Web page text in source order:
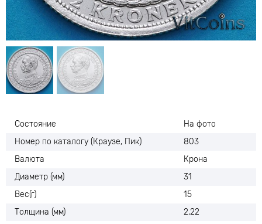
Состояние
На фото
Номер по каталогу (Краузе, Пик)
803
Валюта
Крона
Диаметр (мм)
31
Вес(г)
15
Толщина (мм)
2,22